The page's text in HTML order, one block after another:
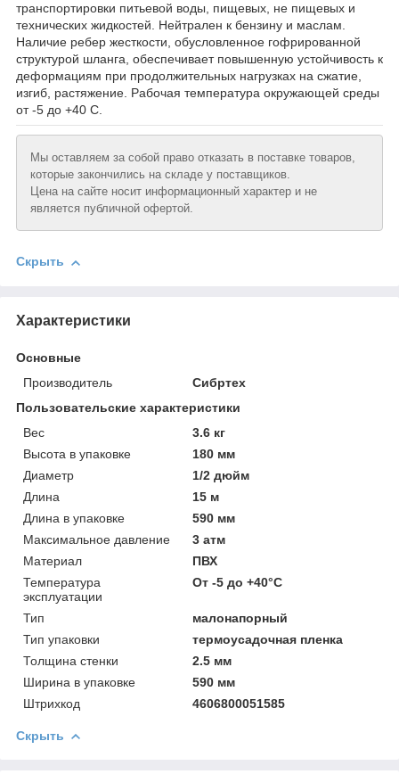
транспортировки питьевой воды, пищевых, не пищевых и
технических жидкостей. Нейтрален к бензину и маслам.
Наличие ребер жесткости, обусловленное гофрированной
структурой шланга, обеспечивает повышенную устойчивость к
деформациям при продолжительных нагрузках на сжатие,
изгиб, растяжение. Рабочая температура окружающей среды
от -5 до +40 С.
Мы оставляем за собой право отказать в поставке товаров,
которые закончились на складе у поставщиков.
Цена на сайте носит информационный характер и не
является публичной офертой.
Скрыть
Характеристики
Основные
Производитель
Сибртех
Пользовательские характеристики
Вeс
3.6 кг
Высотa в упаковке
180 мм
Диаметр
1/2 дюйм
Длинa
15 м
Длинa в упаковке
590 мм
Максимальное давление
3 атм
Материал
ПВХ
Температура
эксплуатации
От -5 до +40°С
Тип
малонапорный
Тип упаковки
термоусадочная пленка
Толщинa стенки
2.5 мм
Ширинa в упаковке
590 мм
Штрихкод
4606800051585
Скрыть